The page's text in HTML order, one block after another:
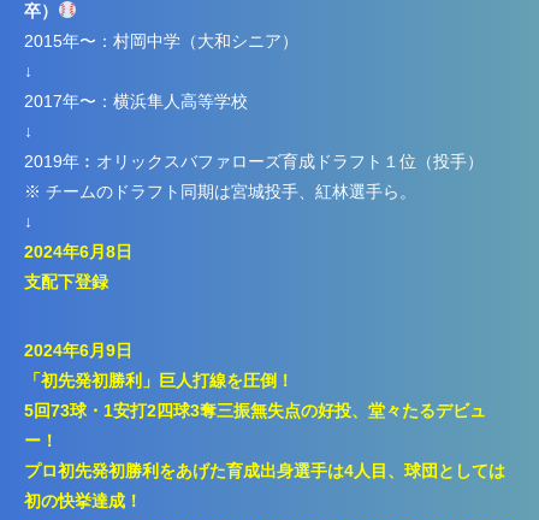
卒）
2015年〜：村岡中学（大和シニア）
↓
2017年〜：横浜隼人高等学校
↓
2019年︰オリックスバファローズ育成ドラフト１位（投手）
※ チームのドラフト同期は宮城投手、紅林選手ら。
↓
2024年6月8日
支配下登録
2024年6月9日
「初先発初勝利」巨人打線を圧倒！
5回73球・1安打2四球3奪三振無失点の好投、堂々たるデビュ
ー！
プロ初先発初勝利をあげた育成出身選手は4人目、球団としては
初の快挙達成！